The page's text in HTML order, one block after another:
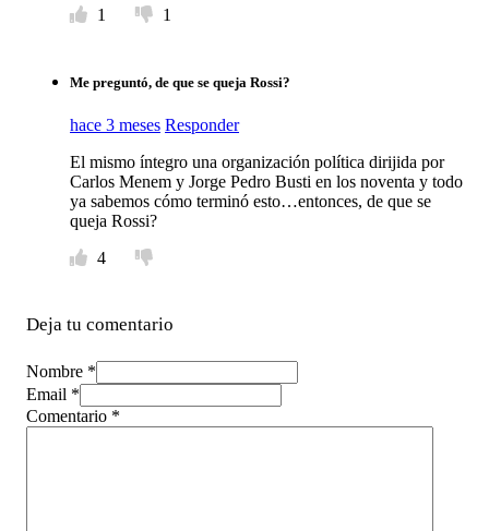
1
1
Me preguntó, de que se queja Rossi?
hace 3 meses Responder
El mismo íntegro una organización política dirijida por
Carlos Menem y Jorge Pedro Busti en los noventa y todo
ya sabemos cómo terminó esto…entonces, de que se
queja Rossi?
4
Deja tu comentario
Nombre *
Email *
Comentario *